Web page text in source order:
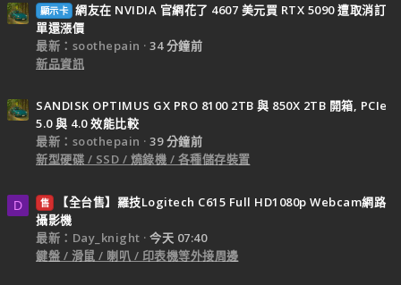
顯示卡 網友在 NVIDIA 官網花了 4607 美元買 RTX 5090 遭取消訂
單還漲價
最新：soothepain
34 分鐘前
新品資訊
SANDISK OPTIMUS GX PRO 8100 2TB 與 850X 2TB 開箱, PCIe
5.0 與 4.0 效能比較
最新：soothepain
39 分鐘前
新型硬碟 / SSD / 燒錄機 / 各種儲存裝置
D 售
【全台售】羅技Logitech C615 Full HD1080p Webcam網路
攝影機
最新：Day_knight
今天 07:40
鍵盤 / 滑鼠 / 喇叭 / 印表機等外接周邊